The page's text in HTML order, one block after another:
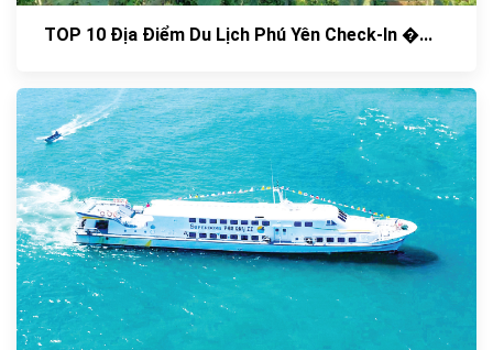
TOP 10 Địa Điểm Du Lịch Phú Yên Check-In �...